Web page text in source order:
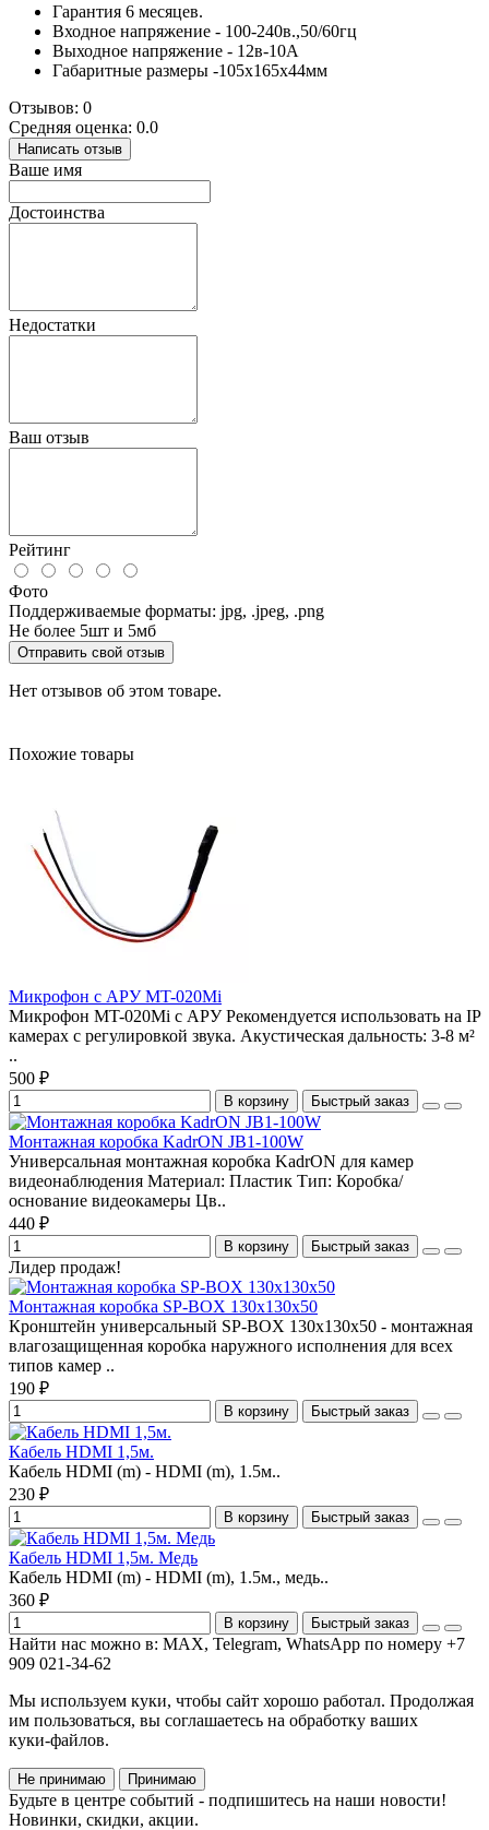
Гарантия 6 месяцев.
Входное напряжение - 100-240в.,50/60гц
Выходное напряжение - 12в-10А
Габаритные размеры -105х165х44мм
Отзывов: 0
Средняя оценка: 0.0
Написать отзыв
Ваше имя
Достоинства
Недостатки
Ваш отзыв
Рейтинг
Фото
Поддерживаемые форматы: jpg, .jpeg, .png
Не более 5шт и 5мб
Отправить свой отзыв
Нет отзывов об этом товаре.
Похожие товары
Микрофон с АРУ МT-020Mi
Микрофон МT-020Mi с АРУ Рекомендуется использовать на IP
камерах с регулировкой звука. Акустическая дальность: 3-8 м²
..
500 ₽
В корзину Быстрый заказ
Монтажная коробка KadrON JB1-100W
Универсальная монтажная коробка KadrON для камер
видеонаблюдения Материал: Пластик Тип: Коробка/
основание видеокамеры Цв..
440 ₽
В корзину Быстрый заказ
Лидер продаж!
Монтажная коробка SP-BOX 130x130x50
Кронштейн универсальный SP-BOX 130x130x50 - монтажная
влагозащищенная коробка наружного исполнения для всех
типов камер ..
190 ₽
В корзину Быстрый заказ
Кабель HDMI 1,5м.
Кабель HDMI (m) - HDMI (m), 1.5м..
230 ₽
В корзину Быстрый заказ
Кабель HDMI 1,5м. Медь
Кабель HDMI (m) - HDMI (m), 1.5м., медь..
360 ₽
В корзину Быстрый заказ
Найти нас можно в: MAX, Telegram, WhatsApp по номеру +7
909 021-34-62
Мы используем куки, чтобы сайт хорошо работал. Продолжая
им пользоваться, вы соглашаетесь на обработку ваших
куки‑файлов.
Не принимаю Принимаю
Будьте в центре событий - подпишитесь на наши новости!
Новинки, скидки, акции.